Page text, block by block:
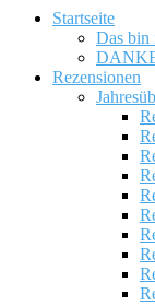
Startseite
Das bin
Rezensionen